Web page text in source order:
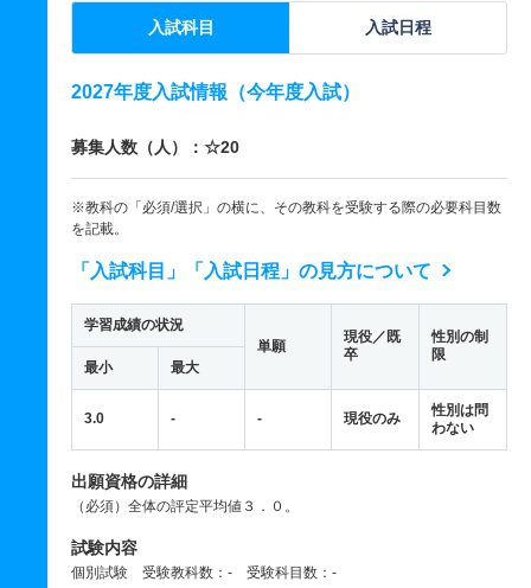
入試科目 入試日程
2027年度入試情報（今年度入試）
募集人数（人）：☆20
※教科の「必須/選択」の横に、その教科を受験する際の必要科目数
を記載。
「入試科目」「入試日程」の見方について
学習成績の状況
単願
現役／既
卒
性別の制
限
最小 最大
3.0 - - 現役のみ
性別は問
わない
出願資格の詳細
（必須）全体の評定平均値３．０。
試験内容
個別試験 受験教科数：- 受験科目数：-